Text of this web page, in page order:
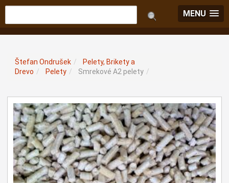
MENU
Štefan Ondrušek /
Pelety, Brikety a
Drevo / Pelety / Smrekové A2 pelety /